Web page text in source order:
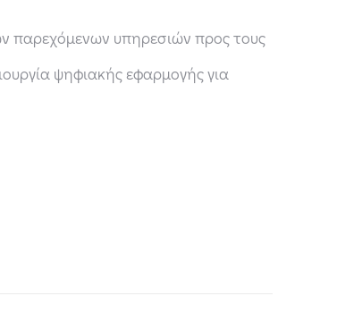
παρεχόμενων υπηρεσιών προς τους
ψηφιακής εφαρμογής για